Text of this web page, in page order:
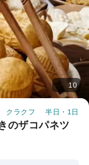
10
クラクフ 半日・1日ツ
のザコパネツ